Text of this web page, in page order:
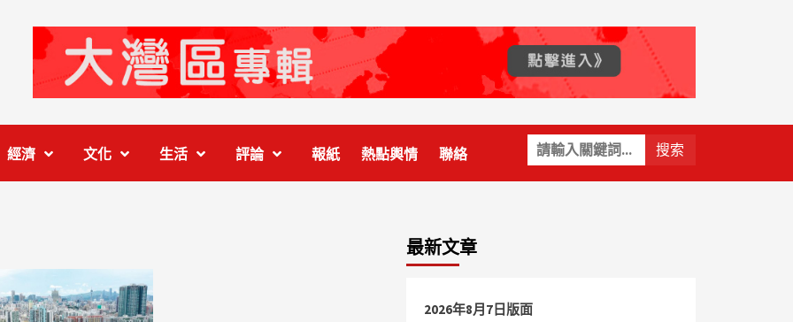
關
鍵
字:
經濟 文化 生活 評論 報紙 熱點輿情 聯絡
最新文章
2026年8月7日版面